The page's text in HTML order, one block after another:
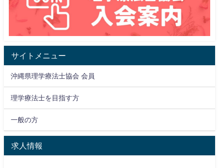
サイトメニュー
沖縄県理学療法士協会 会員
理学療法士を目指す方
一般の方
求人情報